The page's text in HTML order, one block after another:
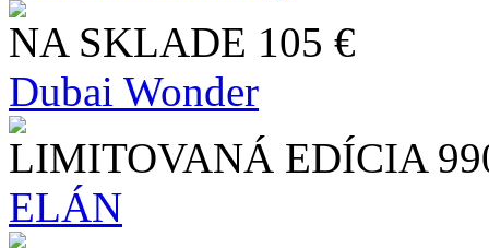
NA SKLADE 105 €
Dubai Wonder
LIMITOVANÁ EDÍCIA
ELÁN